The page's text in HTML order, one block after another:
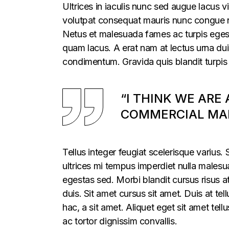
Ultrices in iaculis nunc sed augue lacus
volutpat consequat mauris nunc congue
Netus et malesuada fames ac turpis
quam lacus. A erat nam at lectus urna
condimentum. Gravida quis blandit
“I THINK WE ARE
COMMERCIAL
Tellus integer feugiat scelerisque
ultrices mi tempus imperdiet nulla
egestas sed. Morbi blandit cursus risus
duis. Sit amet cursus sit amet. Duis at
hac, a sit amet. Aliquet eget sit amet
ac tortor dignissim convallis.